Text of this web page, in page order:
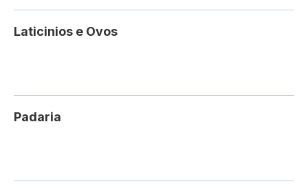
Laticinios e Ovos
Padaria